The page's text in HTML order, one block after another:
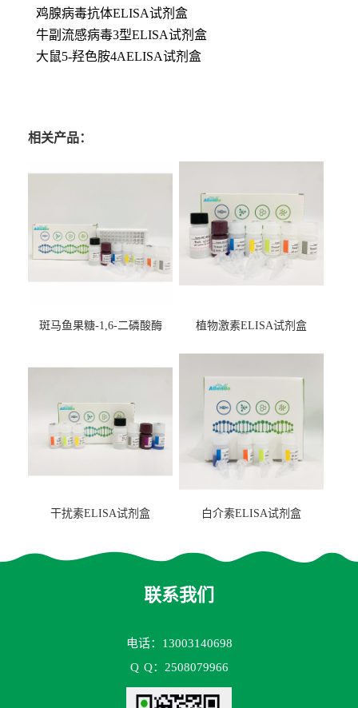
鸡腺病毒抗体ELISA试剂盒
牛副流感病毒3型ELISA试剂盒
大鼠5-羟色胺4AELISA试剂盒
相关产品：
斑马鱼果糖-1,6-二磷酸酶
盒
植物激素ELISA试剂盒
干扰素ELISA试剂盒 白介素ELISA试剂盒
联系我们
电话：13003140698
Q Q：2508079966